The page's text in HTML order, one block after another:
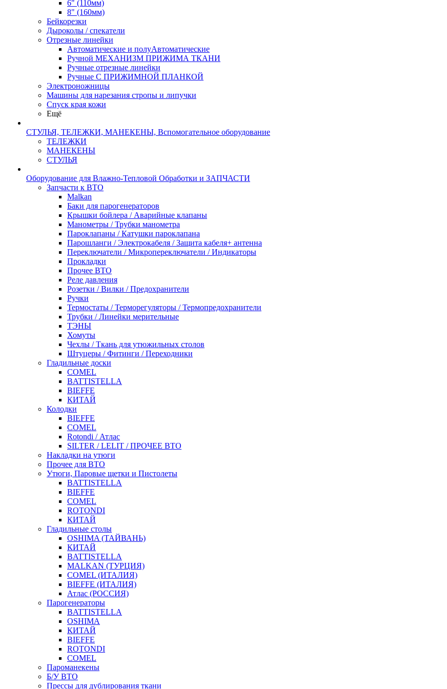
6" (110мм)
8" (160мм)
Бейкорезки
Дыроколы / спекатели
Отрезные линейки
Автоматические и полуАвтоматические
Ручной МЕХАНИЗМ ПРИЖИМА ТКАНИ
Ручные отрезные линейки
Ручные С ПРИЖИМНОЙ ПЛАНКОЙ
Электроножницы
Машины для нарезания стропы и липучки
Спуск края кожи
Ещё
СТУЛЬЯ, ТЕЛЕЖКИ, МАНЕКЕНЫ, Вспомогательное оборудование
ТЕЛЕЖКИ
МАНЕКЕНЫ
СТУЛЬЯ
Оборудование для Влажно-Тепловой Обработки и ЗАПЧАСТИ
Запчасти к ВТО
Malkan
Баки для парогенераторов
Крышки бойлера / Аварийные клапаны
Манометры / Трубки манометра
Пароклапаны / Катушки пароклапана
Парошланги / Электрокабеля / Защита кабеля+ антенна
Переключатели / Микропереключатели / Индикаторы
Прокладки
Прочее ВТО
Реле давления
Розетки / Вилки / Предохранители
Ручки
Термостаты / Терморегуляторы / Термопредохранители
Трубки / Линейки мерительные
ТЭНЫ
Хомуты
Чехлы / Ткань для утюжильных столов
Штуцеры / Фитинги / Переходники
Гладильные доски
COMEL
BATTISTELLA
BIEFFE
КИТАЙ
Колодки
BIEFFE
COMEL
Rotondi / Атлас
SILTER / LELIT / ПРОЧЕЕ ВТО
Накладки на утюги
Прочее для ВТО
Утюги, Паровые щетки и Пистолеты
BATTISTELLA
BIEFFE
COMEL
ROTONDI
КИТАЙ
Гладильные столы
OSHIMA (ТАЙВАНЬ)
КИТАЙ
BATTISTELLA
MALKAN (ТУРЦИЯ)
COMEL (ИТАЛИЯ)
BIEFFE (ИТАЛИЯ)
Атлас (РОССИЯ)
Парогенераторы
BATTISTELLA
OSHIMA
КИТАЙ
BIEFFE
ROTONDI
COMEL
Пароманекены
Б/У ВТО
Прессы для дублирования ткани